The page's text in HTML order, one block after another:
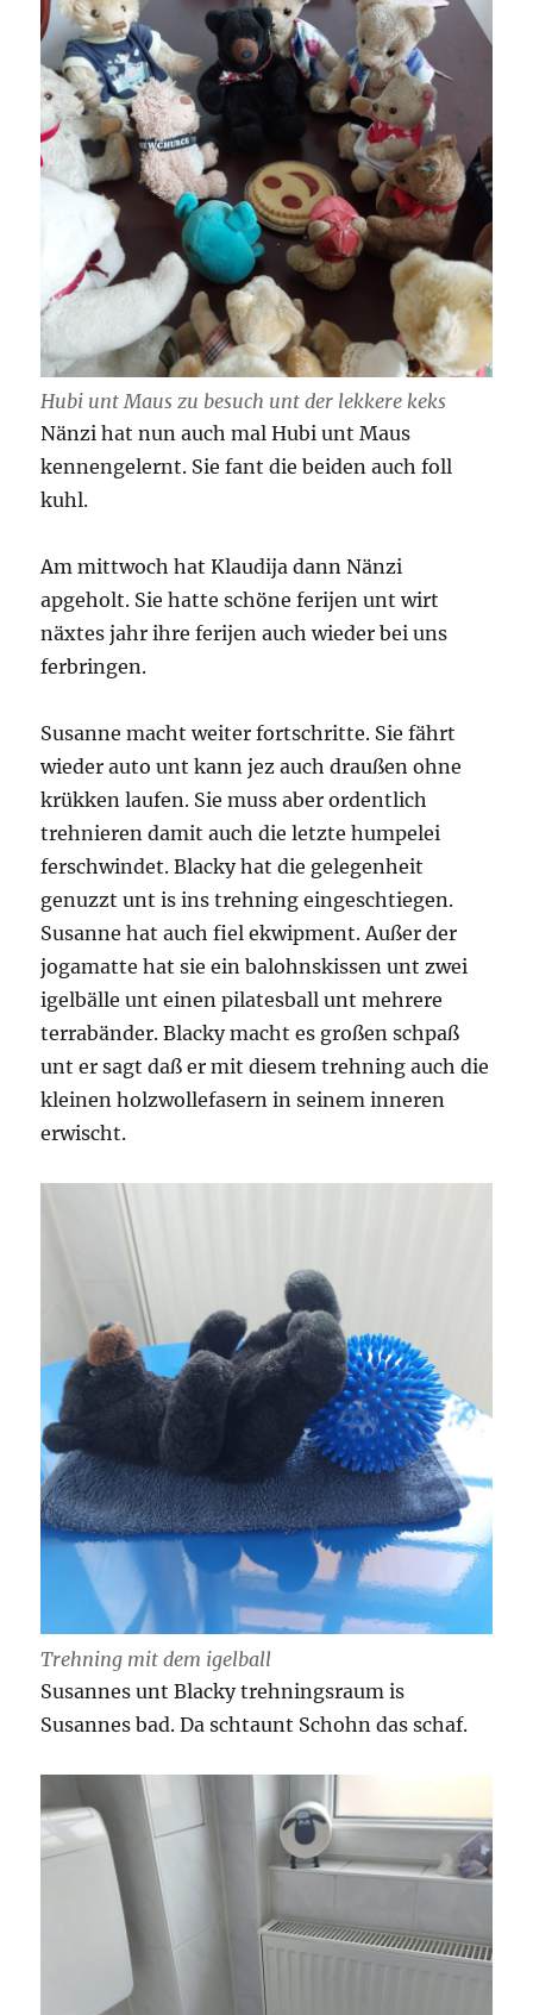
Hubi unt Maus zu besuch unt der lekkere keks
Nänzi hat nun auch mal Hubi unt Maus
kennengelernt. Sie fant die beiden auch foll
kuhl.
Am mittwoch hat Klaudija dann Nänzi
apgeholt. Sie hatte schöne ferijen unt wirt
näxtes jahr ihre ferijen auch wieder bei uns
ferbringen.
Susanne macht weiter fortschritte. Sie fährt
wieder auto unt kann jez auch draußen ohne
krükken laufen. Sie muss aber ordentlich
trehnieren damit auch die letzte humpelei
ferschwindet. Blacky hat die gelegenheit
genuzzt unt is ins trehning eingeschtiegen.
Susanne hat auch fiel ekwipment. Außer der
jogamatte hat sie ein balohnskissen unt zwei
igelbälle unt einen pilatesball unt mehrere
terrabänder. Blacky macht es großen schpaß
unt er sagt daß er mit diesem trehning auch die
kleinen holzwollefasern in seinem inneren
erwischt.
Trehning mit dem igelball
Susannes unt Blacky trehningsraum is
Susannes bad. Da schtaunt Schohn das schaf.